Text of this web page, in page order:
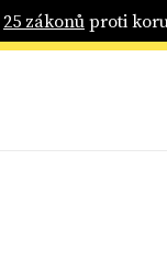
25 zákonůproti